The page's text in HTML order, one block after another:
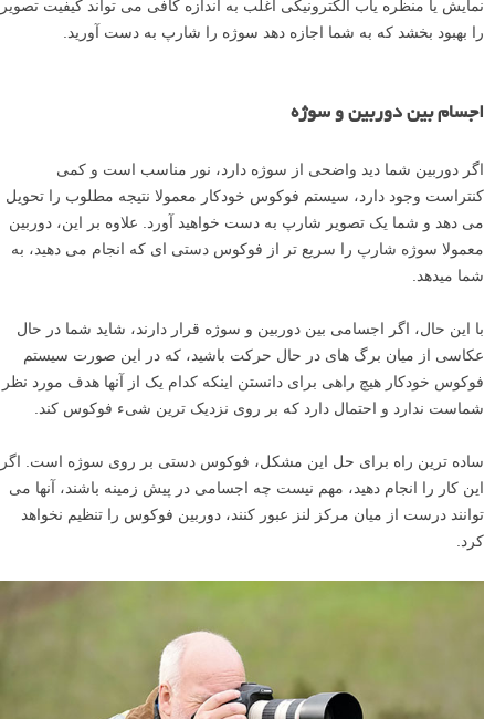
نمایش یا منظره یاب الکترونیکی اغلب به اندازه کافی می تواند کیفیت تصویر
را بهبود بخشد که به شما اجازه دهد سوژه را شارپ به دست آورید.
اجسام بین دوربین و سوژه
اگر دوربین شما دید واضحی از سوژه دارد، نور مناسب است و کمی
کنتراست وجود دارد، سیستم فوکوس خودکار معمولا نتیجه مطلوب را تحویل
می دهد و شما یک تصویر شارپ به دست خواهید آورد. علاوه بر این، دوربین
معمولا سوژه شارپ را سریع تر از فوکوس دستی ای که انجام می دهید، به
شما میدهد.
با این حال، اگر اجسامی بین دوربین و سوژه قرار دارند، شاید شما در حال
عکاسی از میان برگ های در حال حرکت باشید، که در این صورت سیستم
فوکوس خودکار هیچ راهی برای دانستن اینکه کدام یک از آنها هدف مورد نظر
شماست ندارد و احتمال دارد که بر روی نزدیک ترین شیء فوکوس کند.
ساده ترین راه برای حل این مشکل، فوکوس دستی بر روی سوژه است. اگر
این کار را انجام دهید، مهم نیست چه اجسامی در پیش زمینه باشند، آنها می
توانند درست از میان مرکز لنز عبور کنند، دوربین فوکوس را تنظیم نخواهد
کرد.